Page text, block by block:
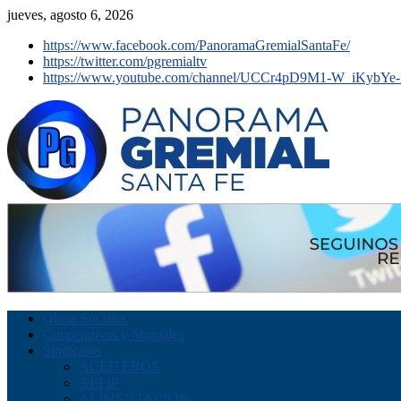
jueves, agosto 6, 2026
https://www.facebook.com/PanoramaGremialSantaFe/
https://twitter.com/pgremialtv
https://www.youtube.com/channel/UCCr4pD9M1-
Obras Sociales
Cooperativas y Mutuales
Sindicatos
ACEITEROS
AEFIP